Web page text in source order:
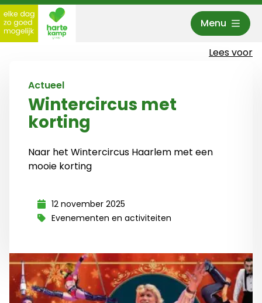
Menu
Lees voor
Wintercircus met
korting
Actueel
Naar het Wintercircus Haarlem met een
mooie korting
12 november 2025
Evenementen en activiteiten